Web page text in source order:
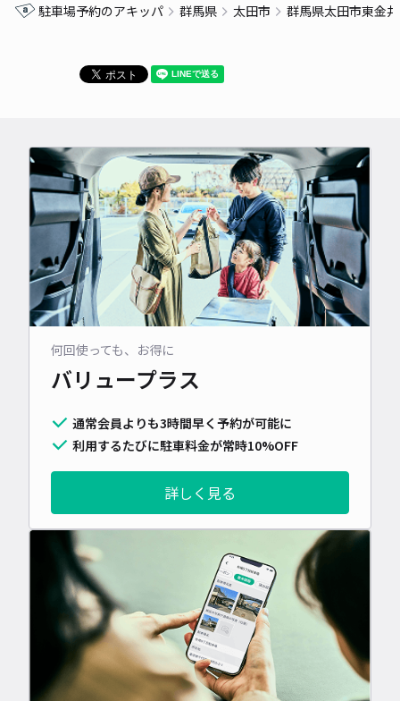
駐車場予約のアキッパ 群馬県 太田市 群馬県太田市東金
何回使っても、お得に
バリュープラス
通常会員よりも3時間早く予約が可能に
利用するたびに駐車料金が常時10%OFF
詳しく見る